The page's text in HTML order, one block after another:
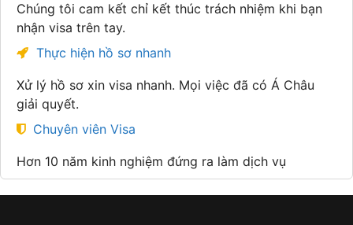
Chúng tôi cam kết chỉ kết thúc trách nhiệm khi bạn
nhận visa trên tay.
Thực hiện hồ sơ nhanh
Xử lý hồ sơ xin visa nhanh. Mọi việc đã có Á Châu
giải quyết.
Chuyên viên Visa
Hơn 10 năm kinh nghiệm đứng ra làm dịch vụ